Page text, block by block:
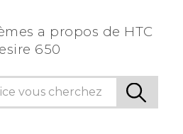
a propos de HTC
650